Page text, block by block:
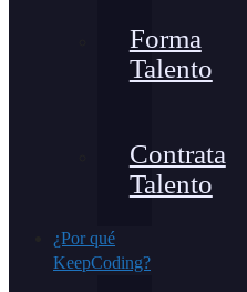
Forma
Talento
Contrata
Talento
¿Por qué
KeepCoding?